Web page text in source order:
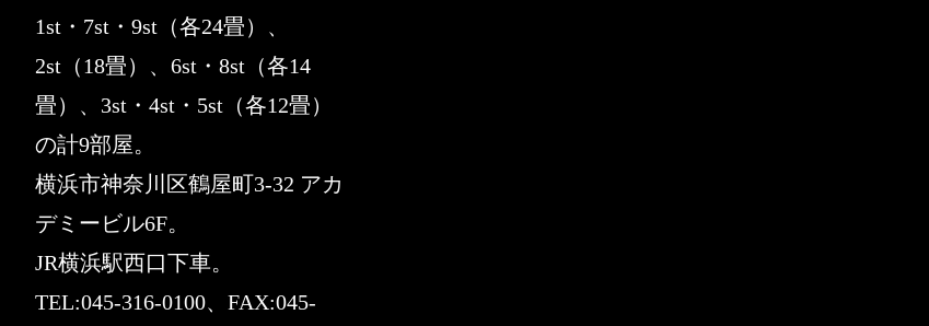
1st・7st・9st（各24畳）、
2st（18畳）、6st・8st（各14
畳）、3st・4st・5st（各12畳）
の計9部屋。
横浜市神奈川区鶴屋町3-32 アカ
デミービル6F。
JR横浜駅西口下車。
TEL:045-316-0100、FAX:045-